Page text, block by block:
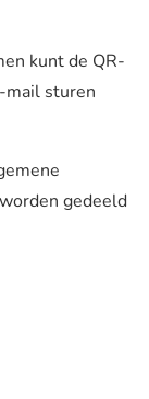
kunt de QR-
mail sturen
gedeeld